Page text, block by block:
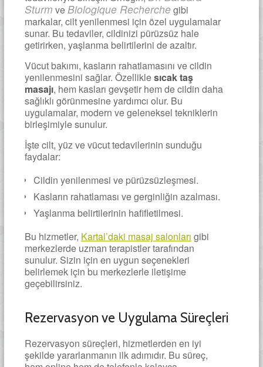
Sturm ve Biologique Recherchegibi
markalar, cilt yenilenmesi için özel uygulamalar
sunar. Bu tedaviler, cildinizi pürüzsüz hale
getirirken, yaşlanma belirtilerini de azaltır.
Vücut bakımı, kasların rahatlamasını ve cildin
yenilenmesini sağlar. Özelliklesıcak taş
masajı, hem kasları gevşetir hem de cildin daha
sağlıklı görünmesine yardımcı olur. Bu
uygulamalar, modern ve geleneksel tekniklerin
birleşimiyle sunulur.
İşte cilt, yüz ve vücut tedavilerinin sunduğu
faydalar:
Cildin yenilenmesi ve pürüzsüzleşmesi.
Kasların rahatlaması ve gerginliğin azalması.
Yaşlanma belirtilerinin hafifletilmesi.
Bu hizmetler, Kartal’daki masaj salonları gibi
merkezlerde uzman terapistler tarafından
sunulur. Sizin için en uygun seçenekleri
belirlemek için bu merkezlerle iletişime
geçebilirsiniz.
Rezervasyon ve Uygulama Süreçleri
Rezervasyon süreçleri, hizmetlerden en iyi
şekilde yararlanmanın ilk adımıdır. Bu süreç,